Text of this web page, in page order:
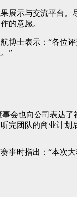
展示与交流平台
的意愿。
博士表示：“各位
”
事会也向公司表
完团队的商业计
事时指出：“本次